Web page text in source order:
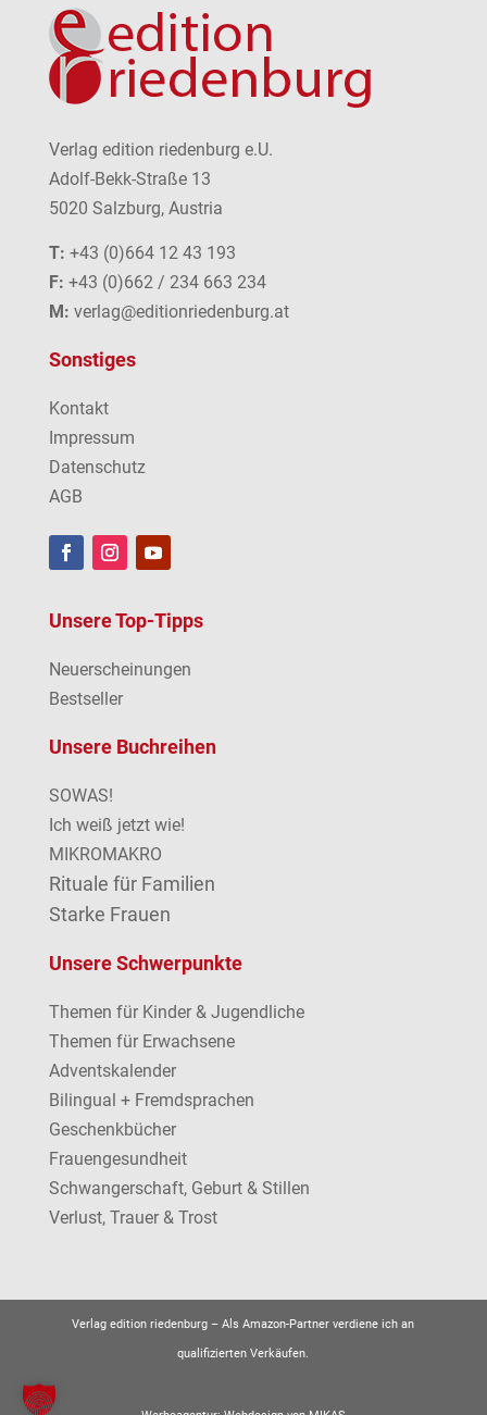
Verlag edition riedenburg e.U.
Adolf-Bekk-Straße 13
5020 Salzburg, Austria
T: +43 (0)664 12 43 193
F: +43 (0)662 / 234 663 234
M: verlag@editionriedenburg.at
Sonstiges
Kontakt
Impressum
Datenschutz
AGB
Unsere Top-Tipps
Neuerscheinungen
Bestseller
Unsere Buchreihen
SOWAS!
Ich weiß jetzt wie!
MIKROMAKRO
Rituale für Familien
Starke Frauen
Unsere Schwerpunkte
Themen für Kinder & Jugendliche
Themen für Erwachsene
Adventskalender
Bilingual + Fremdsprachen
Geschenkbücher
Frauengesundheit
Schwangerschaft, Geburt & Stillen
Verlust, Trauer & Trost
Verlag edition riedenburg –Als Amazon-Partner verdiene ich an
qualifizierten Verkäufen.